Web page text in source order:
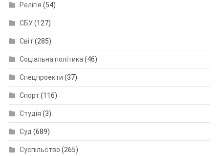
Релігія (54)
СБУ(127)
Світ (285)
Соціальна політика (46)
Спецпроекти (37)
Спорт (116)
Студія (3)
Суд (689)
Суспільство (265)